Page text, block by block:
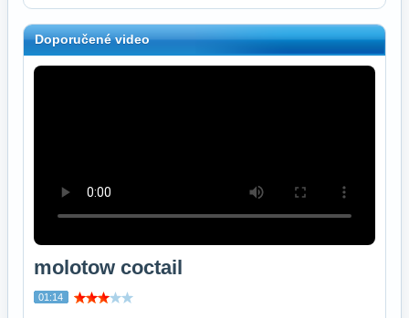
Doporučené video
molotow coctail
01:14